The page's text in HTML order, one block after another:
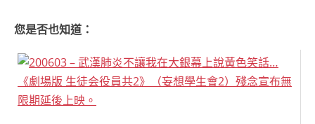
您是否也知道：